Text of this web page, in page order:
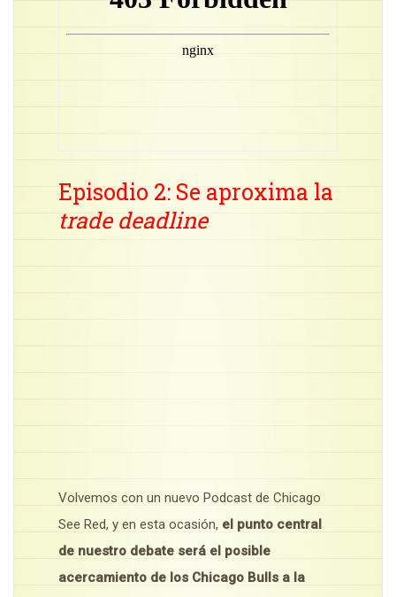
Episodio 2: Se aproxima la
trade deadline
Volvemos con un nuevo Podcast de Chicago
See Red, y en esta ocasión, el punto central
de nuestro debate será el posible
acercamiento de los Chicago Bulls a la